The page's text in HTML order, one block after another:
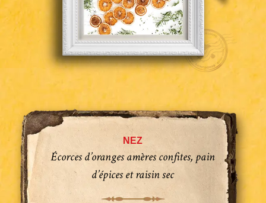
NEZ
Écorces d’oranges amères confites, pain
d’épices et raisin sec